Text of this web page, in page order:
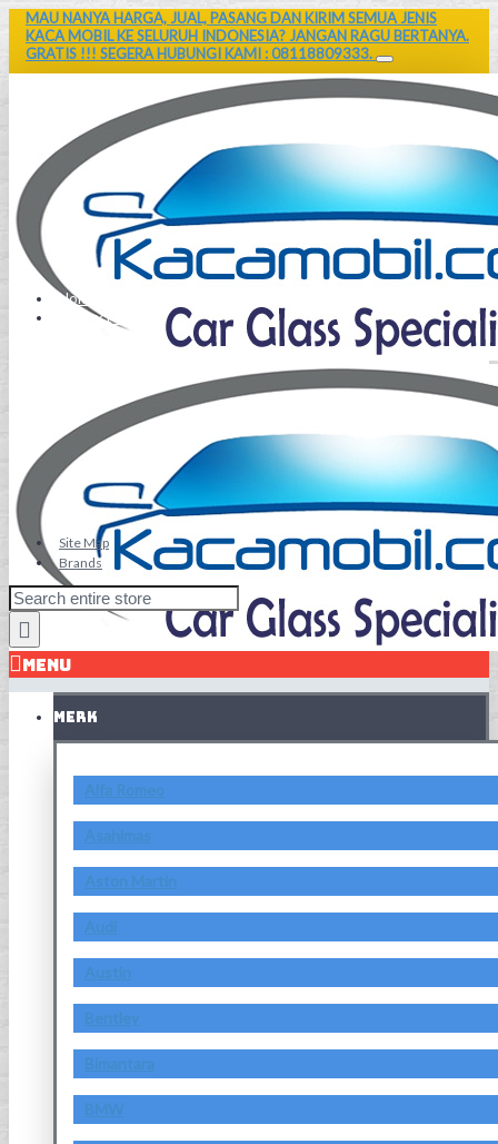
MAU NANYA HARGA, JUAL, PASANG DAN KIRIM SEMUA JENIS
KACA MOBIL KE SELURUH INDONESIA? JANGAN RAGU BERTANYA.
GRATIS !!! SEGERA HUBUNGI KAMI : 08118809333.
Home
Contact Us
Site Map
Brands
MENU
MERK
Alfa Romeo
Asahimas
Aston Martin
Audi
Austin
Bentley
Bimantara
BMW